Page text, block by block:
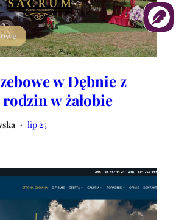
w Dębnie z
w żałobie
• lip 25